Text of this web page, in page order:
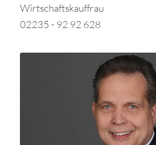
Wirtschaftskauffrau
02235 - 92 92 628